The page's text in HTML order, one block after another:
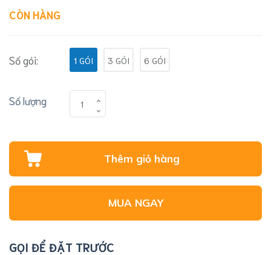
CÒN HÀNG
Số gói: 1 GÓI 3 GÓI 6 GÓI
Số lượng
Thêm giỏ hàng
MUA NGAY
GỌI ĐỂ ĐẶT TRƯỚC